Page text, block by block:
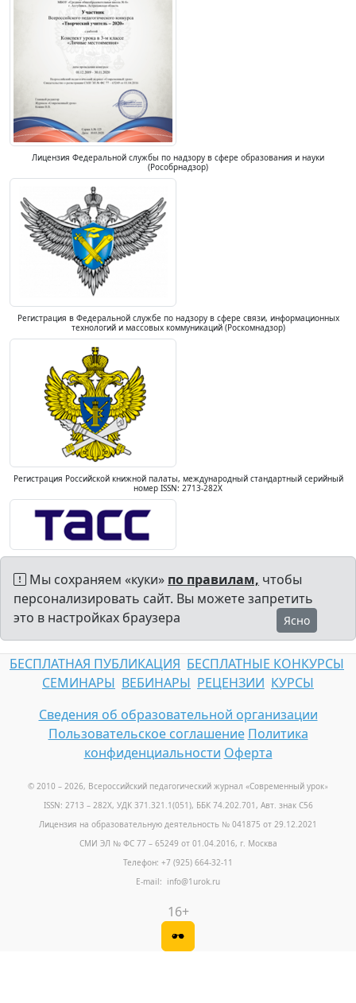
Лицензия Федеральной службы по надзору в сфере образования и науки
(Рособрнадзор)
Регистрация в Федеральной службе по надзору в сфере связи, информационных
технологий и массовых коммуникаций (Роскомнадзор)
Регистрация Российской книжной палаты, международный стандартный серийный
номер ISSN: 2713-282X
Мы сохраняем «куки» по правилам, чтобы
персонализировать сайт. Вы можете запретить
это в настройках браузера
Ясно
БЕСПЛАТНАЯ ПУБЛИКАЦИЯ БЕСПЛАТНЫЕ КОНКУРСЫ
СЕМИНАРЫ ВЕБИНАРЫ РЕЦЕНЗИИ КУРСЫ
Сведения об образовательной организации
Пользовательское соглашение Политика
конфиденциальности Оферта
© 2010 – 2026, Всероссийский педагогический журнал «Современный урок»
ISSN: 2713 – 282X, УДК 371.321.1(051), ББК 74.202.701, Авт. знак С56
Лицензия на образовательную деятельность № 041875 от 29.12.2021
СМИ ЭЛ № ФС 77 – 65249 от 01.04.2016, г. Москва
Телефон: +7 (925) 664-32-11
E-mail: info@1urok.ru
16+